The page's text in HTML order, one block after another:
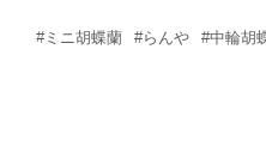
#ミニ胡蝶蘭 #らんや #中輪胡